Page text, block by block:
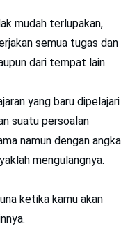
mudah terlupakan,
semua tugas dan
dari tempat lain.
yang baru dipelajari
suatu persoalan
namun dengan angka
mengulangnya.
ketika kamu akan